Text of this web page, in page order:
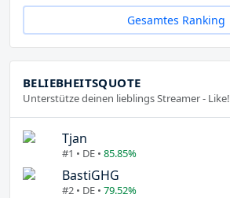
Gesamtes Ranking
BELIEBHEITSQUOTE
Unterstütze deinen lieblings Streamer - Like!
Tjan
#1 • DE • 85.85%
BastiGHG
#2 • DE • 79.52%